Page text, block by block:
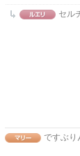
セル
ですぶり